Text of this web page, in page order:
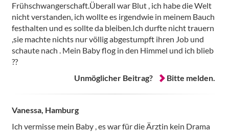
Frühschwangerschaft.Überall war Blut , ich habe die Welt
nicht verstanden, ich wollte es irgendwie in meinem Bauch
festhalten und es sollte da bleiben.Ich durfte nicht trauern
,sie machte nichts nur völlig abgestumpft ihren Job und
schaute nach . Mein Baby flog in den Himmel und ich blieb
??
Unmöglicher Beitrag?
Bitte melden.
Vanessa, Hamburg
Ich vermisse mein Baby , es war für die Ärztin kein Drama